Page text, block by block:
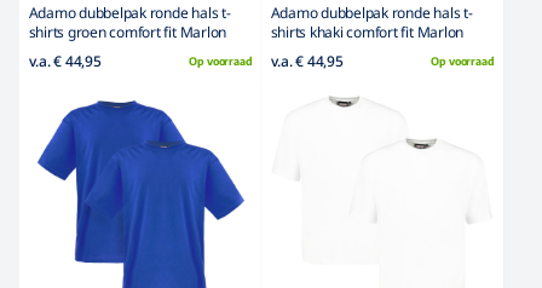
Adamo dubbelpak ronde hals t-
shirts groen comfort fit Marlon
v.a. € 44,95
Op voorraad
Adamo dubbelpak ronde hals t-
shirts khaki comfort fit Marlon
v.a. € 44,95
Op voorraad